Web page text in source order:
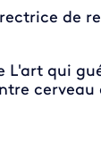
de
L'art qui
cerveau